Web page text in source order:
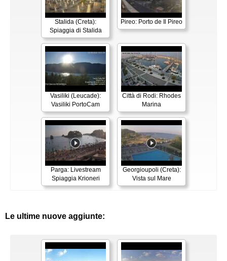
Stalida (Creta):
Spiaggia di Stalida
Pireo: Porto de Il Pireo
Vasiliki (Leucade):
Vasiliki PortoCam
Città di Rodi: Rhodes
Marina
Parga: Livestream
Spiaggia Krioneri
Georgioupoli (Creta):
Vista sul Mare
Le ultime nuove aggiunte: